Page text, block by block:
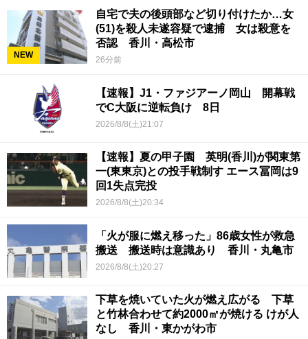
NEW
自宅で夫の後頭部など切り付けたか…女
(51)を殺人未遂容疑で逮捕 女は殺意を
否認 香川・高松市
26分前
【速報】J1・ファジアーノ岡山 開幕戦
でC大阪に逆転負け 8日
2026/8/8(土)21:07
【速報】夏の甲子園 英明(香川)が関東第
一(東東京)との投手戦制す エース冨岡は9
回1失点完投
2026/8/8(土)20:34
「火が服に燃え移った」86歳女性が救急
搬送 搬送時は意識あり 香川・丸亀市
2026/8/8(土)20:27
下草を焼いていた火が燃え広がる 下草
と竹林合わせて約2000㎡が焼ける けが人
なし 香川・東かがわ市